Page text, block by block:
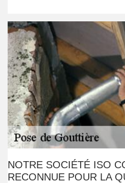
NOTRE SOCIÉTÉ ISO
RECONNUE POUR LA